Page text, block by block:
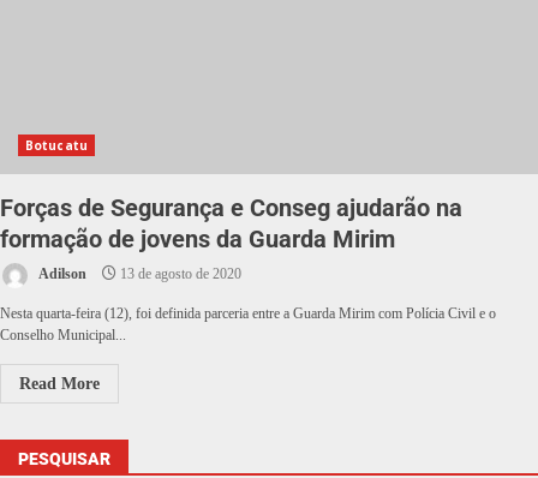
Botucatu
Forças de Segurança e Conseg ajudarão na
formação de jovens da Guarda Mirim
Adilson 13 de agosto de 2020
Nesta quarta-feira (12), foi definida parceria entre a Guarda Mirim com Polícia Civil e o
Conselho Municipal...
Read More
PESQUISAR